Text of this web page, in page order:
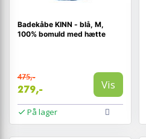
Badekåbe KINN - blå, M,
100% bomuld med hætte
475,-
279,- Vis
På lager